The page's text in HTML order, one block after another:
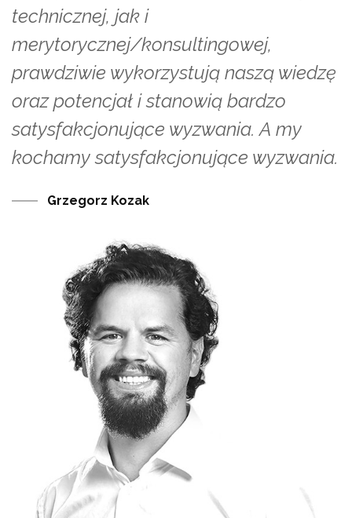
technicznej, jak i
merytorycznej/konsultingowej,
prawdziwie wykorzystują naszą wiedzę
oraz potencjał i stanowią bardzo
satysfakcjonujące wyzwania. A my
kochamy satysfakcjonujące wyzwania.
Grzegorz Kozak